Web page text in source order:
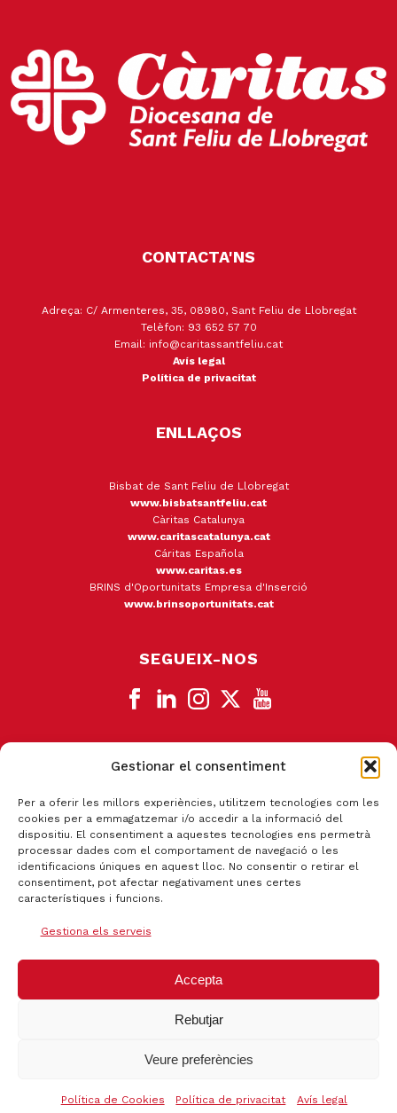
Gestionar el consentiment
Per a oferir les millors experiències, utilitzem tecnologies com les
cookies per a emmagatzemar i/o accedir a la informació del
dispositiu. El consentiment a aquestes tecnologies ens permetrà
processar dades com el comportament de navegació o les
identificacions úniques en aquest lloc. No consentir o retirar el
consentiment, pot afectar negativament unes certes
característiques i funcions.
Gestiona els serveis
Accepta
Rebutjar
Veure preferències
Política de Cookies Política de privacitat Avís legal
CONTACTA'NS
Adreça: C/ Armenteres, 35, 08980, Sant Feliu de Llobregat
Telèfon: 93 652 57 70
Email: info@caritassantfeliu.cat
Avís legal
Política de privacitat
ENLLAÇOS
Bisbat de Sant Feliu de Llobregat
www.bisbatsantfeliu.cat
Càritas Catalunya
www.caritascatalunya.cat
Cáritas Española
www.caritas.es
BRINS d'Oportunitats Empresa d'Inserció
www.brinsoportunitats.cat
SEGUEIX-NOS
CANAL DE DENÚNCIA
Certificat qualitat ISO 9001:2015